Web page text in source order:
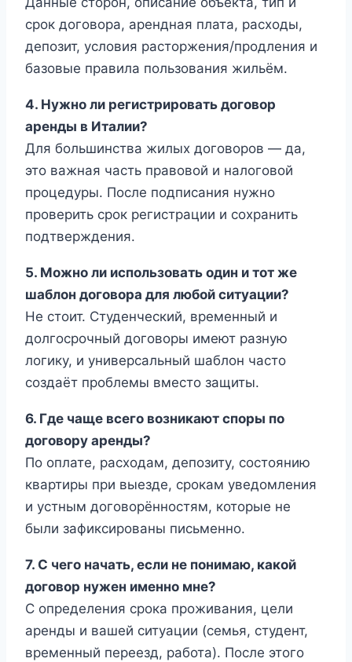
срок договора, арендная плата, расходы,
депозит, условия расторжения/продления и
базовые правила пользования жильём.
4. Нужно ли регистрировать договор
аренды в Италии?
Для большинства жилых договоров — да,
это важная часть правовой и налоговой
процедуры. После подписания нужно
проверить срок регистрации и сохранить
подтверждения.
5. Можно ли использовать один и тот же
шаблон договора для любой ситуации?
Не стоит. Студенческий, временный и
долгосрочный договоры имеют разную
логику, и универсальный шаблон часто
создаёт проблемы вместо защиты.
6. Где чаще всего возникают споры по
договору аренды?
По оплате, расходам, депозиту, состоянию
квартиры при выезде, срокам уведомления
и устным договорённостям, которые не
были зафиксированы письменно.
7. С чего начать, если не понимаю, какой
договор нужен именно мне?
С определения срока проживания, цели
аренды и вашей ситуации (семья, студент,
временный переезд, работа). После этого